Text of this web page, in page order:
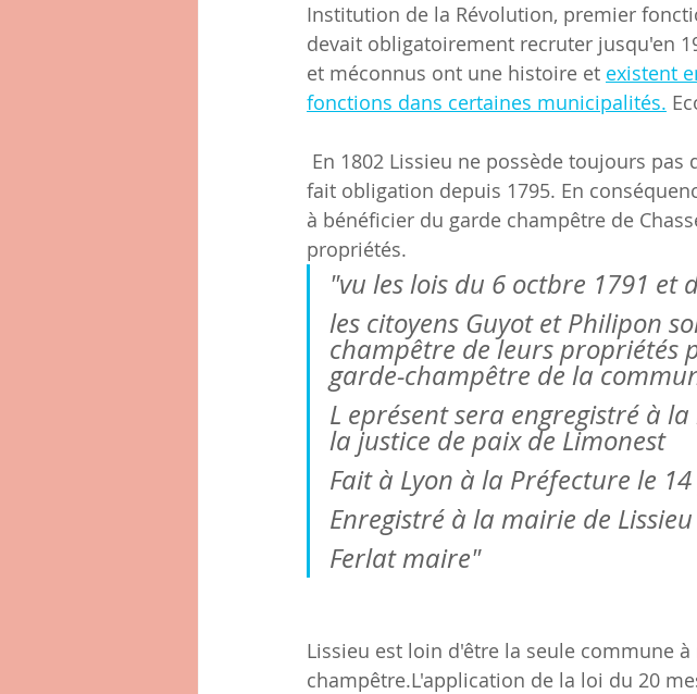
Institution de la Révolution, premier
devait obligatoirement recruter jusqu'en
et méconnus ont une histoire et existent
fonctions dans certaines municipalités.
fait obligation depuis 1795. En
à bénéficier du garde champêtre de
propriétés.
"vu les lois du 6 octbre 1791 et
les citoyens Guyot et Philipon
champêtre de leurs propriétés
garde-champêtre de la
L eprésent sera engregistré à
la justice de paix de Limonest
Fait à Lyon à la Préfecture le
Enregistré à la mairie de
Ferlat maire"
Lissieu est loin d'être la seule commune
champêtre.L'application de la loi du 20